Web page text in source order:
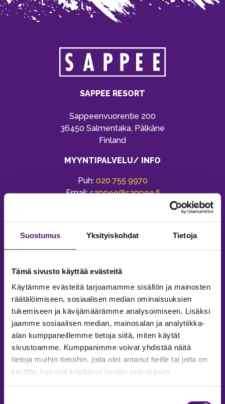
Suostumus Yksityiskohdat Tietoja
Tämä sivusto käyttää evästeitä
Käytämme evästeitä tarjoamamme sisällön ja mainosten
räätälöimiseen, sosiaalisen median ominaisuuksien
tukemiseen ja kävijämäärämme analysoimiseen. Lisäksi
jaamme sosiaalisen median, mainosalan ja analytiikka-
alan kumppaneillemme tietoja siitä, miten käytät
sivustoamme. Kumppanimme voivat yhdistää näitä
tietoja muihin tietoihin, joita olet antanut heille tai joita on
kerätty, kun olet käyttänyt heidän palvelujaan.
SAPPEE RESORT
Sappeenvuorentie 200
36450 Salmentaka, Pälkäne
Finland
MYYNTIPALVELU/ INFO
Puh: 020 755 9970
Email:sappee@sappee.fi
MAJOITUS
Tiedustelut & Varaukset